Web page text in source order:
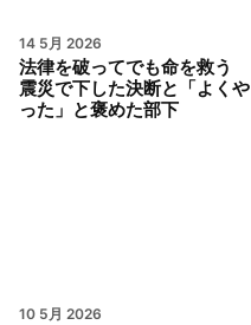
14 5月 2026
法律を破ってでも命を救う
震災で下した決断と「よくや
った」と褒めた部下
10 5月 2026